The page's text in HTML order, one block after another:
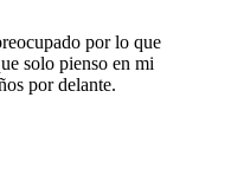
por lo que
solo pienso en mi
por delante.